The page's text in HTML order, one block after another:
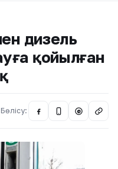
дизель
қойылған
Бөлісу: @